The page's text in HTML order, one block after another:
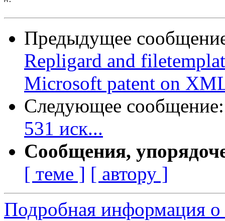
Предыдущее
Repligard and
Microsoft patent on
Следующее
531 иск...
Сообщения,
[ теме ] [ автору ]
Подробная информация о